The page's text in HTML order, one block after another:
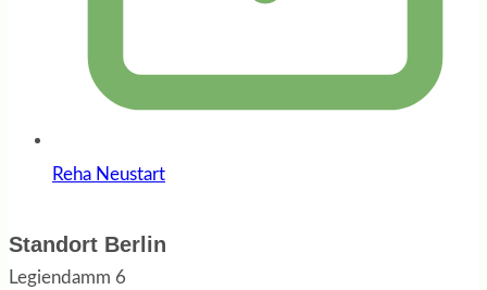
Reha Neustart
Standort Berlin
Legiendamm 6